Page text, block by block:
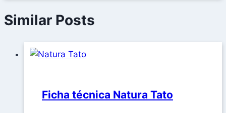
Similar Posts
Ficha técnica Natura Tato